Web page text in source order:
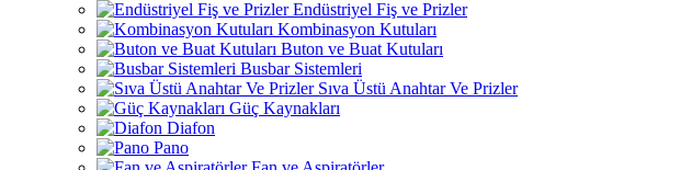
Endüstriyel Fiş ve Prizler
Kombinasyon Kutuları
Buton ve Buat Kutuları
Busbar Sistemleri
Sıva Üstü Anahtar Ve Prizler
Güç Kaynakları
Diafon
Pano